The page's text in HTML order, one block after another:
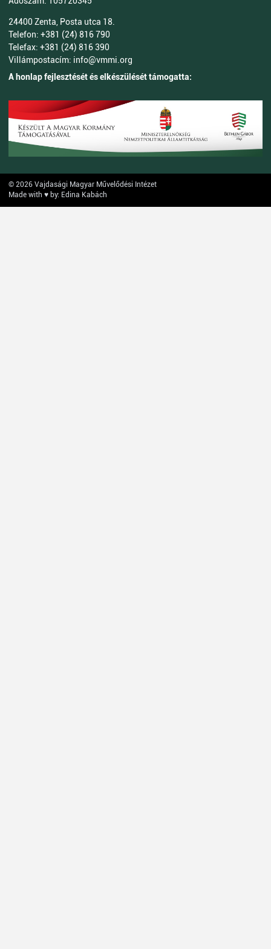
24400 Zenta, Posta utca 18.
Telefon: +381 (24) 816 790
Telefax: +381 (24) 816 390
Villámpostacím: info@vmmi.org
A honlap fejlesztését és elkészülését támogatta:
© 2026 Vajdasági Magyar Művelődési Intézet
Made with ♥ by: Edina Kabách